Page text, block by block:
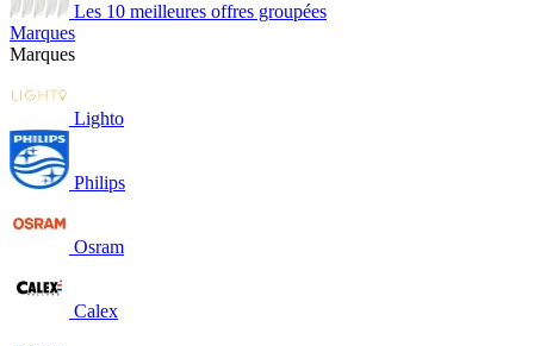
Les 10 meilleures offres groupées
Marques
Marques
Lighto
Philips
Osram
Calex